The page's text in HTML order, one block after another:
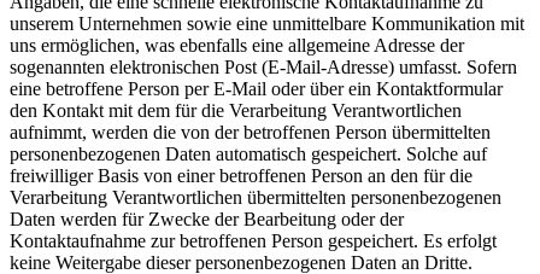
unserem Unternehmen sowie eine unmittelbare Kommunikation mit
uns ermöglichen, was ebenfalls eine allgemeine Adresse der
sogenannten elektronischen Post (E-Mail-Adresse) umfasst. Sofern
eine betroffene Person per E-Mail oder über ein Kontaktformular
den Kontakt mit dem für die Verarbeitung Verantwortlichen
aufnimmt, werden die von der betroffenen Person übermittelten
personenbezogenen Daten automatisch gespeichert. Solche auf
freiwilliger Basis von einer betroffenen Person an den für die
Verarbeitung Verantwortlichen übermittelten personenbezogenen
Daten werden für Zwecke der Bearbeitung oder der
Kontaktaufnahme zur betroffenen Person gespeichert. Es erfolgt
keine Weitergabe dieser personenbezogenen Daten an Dritte.